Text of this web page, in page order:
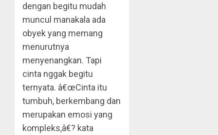
dengan begitu mudah
muncul manakala ada
obyek yang memang
menurutnya
menyenangkan. Tapi
cinta nggak begitu
ternyata. â€œCinta itu
tumbuh, berkembang dan
merupakan emosi yang
kompleks,â€? kata